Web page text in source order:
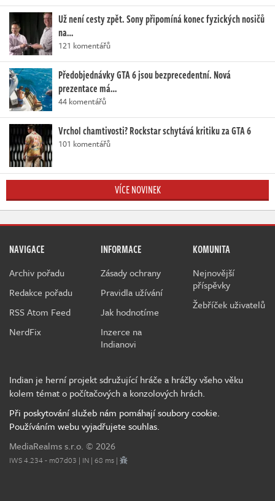
Už není cesty zpět. Sony připomíná konec fyzických nosičů
na…
121 komentářů
Předobjednávky GTA 6 jsou bezprecedentní. Nová
prezentace má…
44 komentářů
Vrchol chamtivosti? Rockstar schytává kritiku za GTA 6
101 komentářů
VÍCE NOVINEK
NAVIGACE
Archiv pořadu
Redakce pořadu
RSS Atom Feed
NerdFix
INFORMACE
Zásady ochrany
Pravidla užívání
Jak hodnotíme
Inzerce na
Indianovi
KOMUNITA
Nejnovější
příspěvky
Žebříček uživatelů
Indian je herní projekt sdružující hráče a hráčky všeho věku
kolem témat o počítačových a konzolových hrách.
Při poskytování služeb nám pomáhají soubory cookie.
Používáním webu vyjadřujete souhlas.
MediaRealms s.r.o. © 2026
IWS 4.234 - m07d03 | IN | 68 ms |